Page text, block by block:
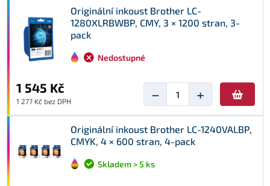
Originální inkoust Brother LC-
1280XLRBWBP, CMY, 3 × 1200 stran, 3-
pack
Nedostupné
1 545 Kč
1 277 Kč bez DPH − +
Originální inkoust Brother LC-1240VALBP,
CMYK, 4 × 600 stran, 4-pack
Skladem > 5 ks